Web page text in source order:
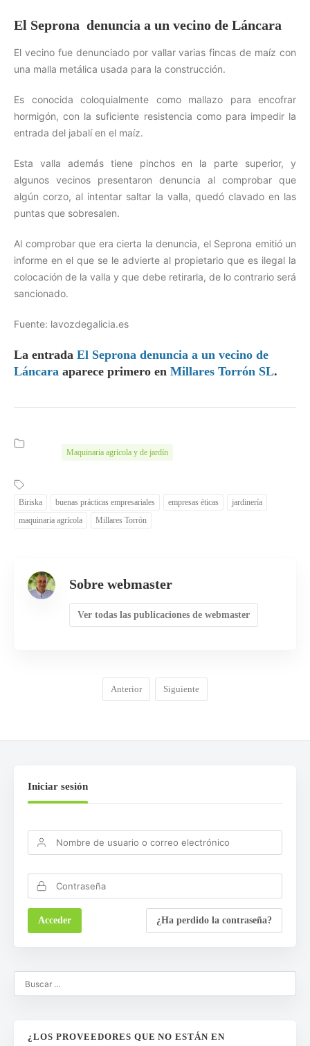
El Seprona denuncia a un vecino de Láncara
El vecino fue denunciado por vallar varias fincas de maíz con
una malla metálica usada para la construcción.
Es conocida coloquialmente como mallazo para encofrar
hormigón, con la suficiente resistencia como para impedir la
entrada del jabalí en el maíz.
Esta valla además tiene pinchos en la parte superior, y
algunos vecinos presentaron denuncia al comprobar que
algún corzo, al intentar saltar la valla, quedó clavado en las
puntas que sobresalen.
Al comprobar que era cierta la denuncia, el Seprona emitió un
informe en el que se le advierte al propietario que es ilegal la
colocación de la valla y que debe retirarla, de lo contrario será
sancionado.
Fuente: lavozdegalicia.es
La entrada El Seprona denuncia a un vecino de
Láncara aparece primero en Millares Torrón SL.
Maquinaria agrícola y de jardín
Biriska buenas prácticas empresariales empresas éticas
jardinería
maquinaria agrícola
Millares Torrón
Sobre webmaster
Ver todas las publicaciones de webmaster
Anterior Siguiente
Iniciar sesión
¿Ha perdido la contraseña?
¿LOS PROVEEDORES QUE NO ESTÁN EN